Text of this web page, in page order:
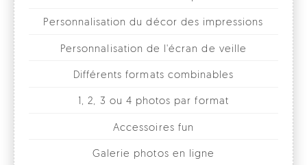
Différents formats combinables
soins à Bruxelles et dans le Brabant Wallon et le